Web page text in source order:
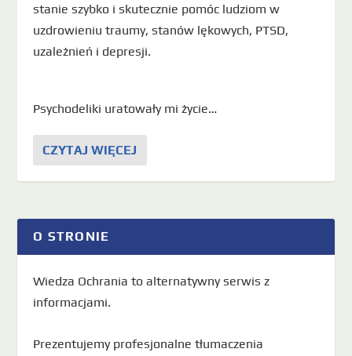
stanie szybko i skutecznie pomóc ludziom w
uzdrowieniu traumy, stanów lękowych, PTSD,
uzależnień i depresji.
Psychodeliki uratowały mi życie…
CZYTAJ WIĘCEJ
O STRONIE
Wiedza Ochrania to alternatywny serwis z
informacjami.
Prezentujemy profesjonalne tłumaczenia